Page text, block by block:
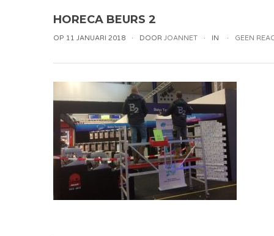
HORECA BEURS 2
OP 11 JANUARI 2018 DOOR JOANNET IN GEEN